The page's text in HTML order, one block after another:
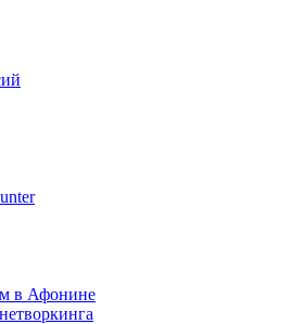
в Афонине